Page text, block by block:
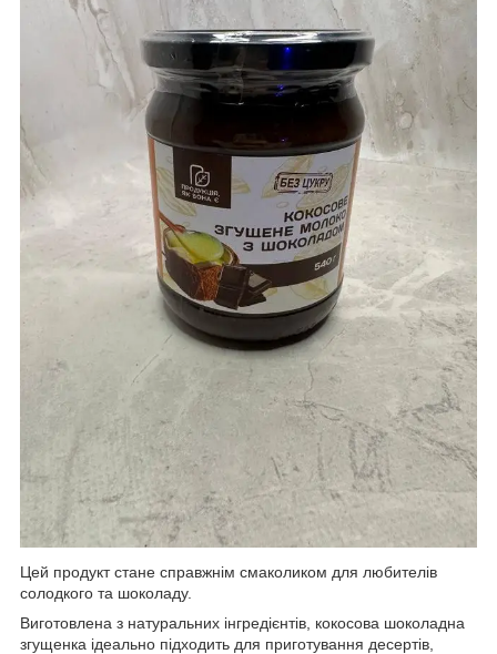
Цей продукт стане справжнім смаколиком для любителів
солодкого та шоколаду.
Виготовлена з натуральних інгредієнтів, кокосова шоколадна
згущенка ідеально підходить для приготування десертів,